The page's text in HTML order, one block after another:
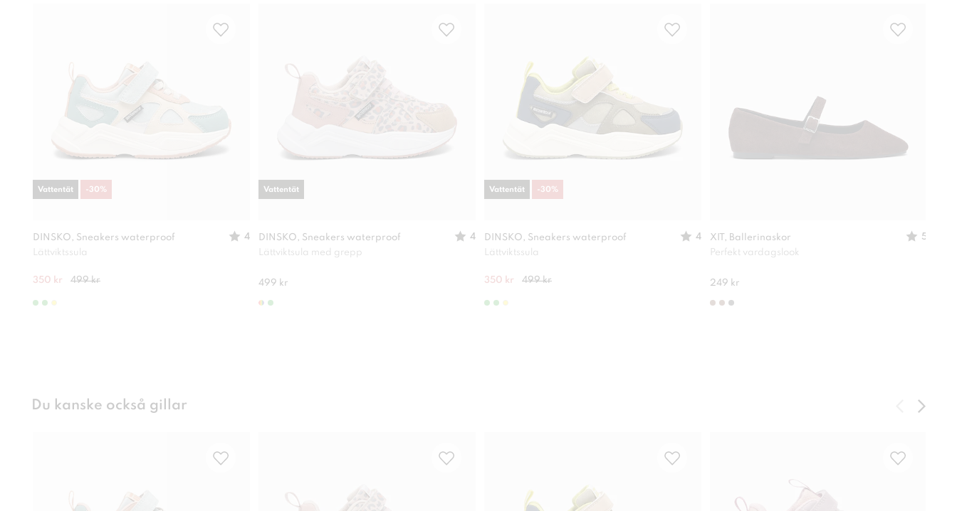
DINSKO, Sneakers waterproof
4
Lättviktssula
350 kr 499 kr
Vattentät -30%
DINSKO, Sneakers waterproof
4
Lättviktsula med grepp
499 kr
Vattentät
DINSKO, Sneakers waterproof
4
Lättviktssula
350 kr 499 kr
Vattentät -30%
XIT, Ballerinaskor
5
Perfekt vardagslook
249 kr
Du kanske också gillar